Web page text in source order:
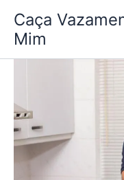
para
conteúdo
Caça
Mim